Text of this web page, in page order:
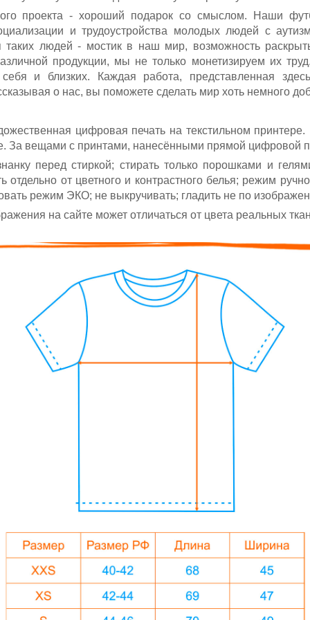
проекта - хороший подарок со смыслом. Наши
и трудоустройства молодых людей с
таких людей - мостик в наш мир, возможность
продукции, мы не только монетизируем их
и близких. Каждая работа, представленная
о нас, вы поможете сделать мир хоть немного
цифровая печать на текстильном
За вещами с принтами, нанесёнными прямой цифровой
перед стиркой; стирать только порошками и
отдельно от цветного и контрастного белья; режим
режим ЭКО; не выкручивать; гладить не по
на сайте может отличаться от цвета реальных